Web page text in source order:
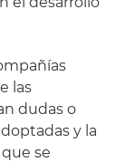
las
dudas o
y la
se